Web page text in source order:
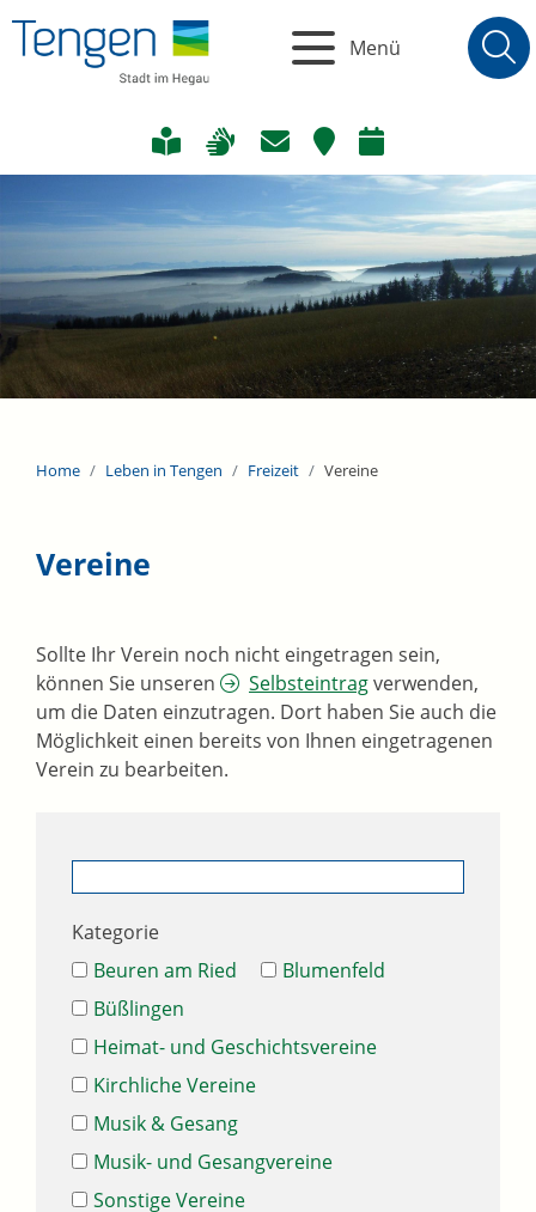
Menü
Home Leben in Tengen Freizeit Vereine
Vereine
Sollte Ihr Verein noch nicht eingetragen sein,
können Sie unseren
Selbsteintragverwenden,
um die Daten einzutragen. Dort haben Sie auch die
Möglichkeit einen bereits von Ihnen eingetragenen
Verein zu bearbeiten.
Kategorie
Beuren am Ried
Blumenfeld
Büßlingen
Heimat- und Geschichtsvereine
Kirchliche Vereine
Musik & Gesang
Musik- und Gesangvereine
Sonstige Vereine